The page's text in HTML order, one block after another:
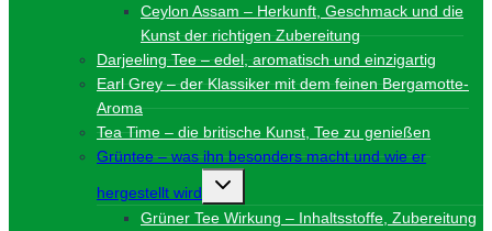
Ceylon Assam – Herkunft, Geschmack und die
Kunst der richtigen Zubereitung
Darjeeling Tee – edel, aromatisch und einzigartig
Earl Grey – der Klassiker mit dem feinen Bergamotte-
Aroma
Tea Time – die britische Kunst, Tee zu genießen
Grüntee – was ihn besonders macht und wie er
hergestellt wird
Untermenü
umschalten
Grüner Tee Wirkung – Inhaltsstoffe, Zubereitung